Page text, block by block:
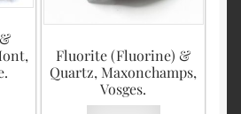
Fluorite (Fluorine) &
Quartz, Maxonchamps,
Vosges.